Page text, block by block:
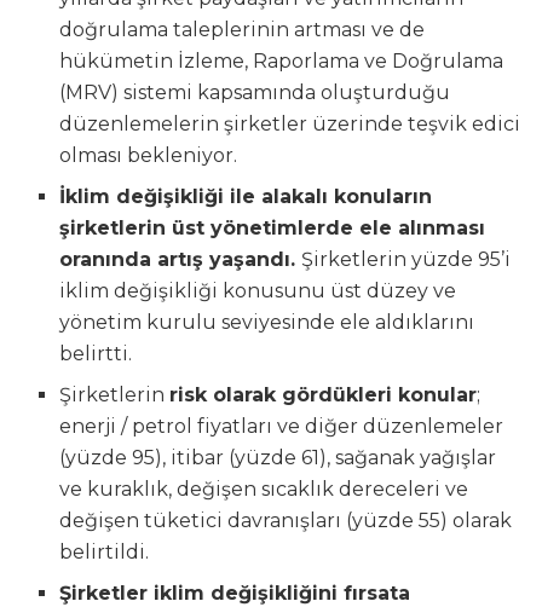
doğrulama taleplerinin artması ve de
hükümetin İzleme, Raporlama ve Doğrulama
(MRV) sistemi kapsamında oluşturduğu
düzenlemelerin şirketler üzerinde teşvik edici
olması bekleniyor.
İklim değişikliği ile alakalı konuların
şirketlerin üst yönetimlerde ele alınması
oranında artış yaşandı. Şirketlerin yüzde 95’i
iklim değişikliği konusunu üst düzey ve
yönetim kurulu seviyesinde ele aldıklarını
belirtti.
Şirketlerin risk olarak gördükleri konular;
enerji / petrol fiyatları ve diğer düzenlemeler
(yüzde 95), itibar (yüzde 61), sağanak yağışlar
ve kuraklık, değişen sıcaklık dereceleri ve
değişen tüketici davranışları (yüzde 55) olarak
belirtildi.
Şirketler iklim değişikliğini fırsata